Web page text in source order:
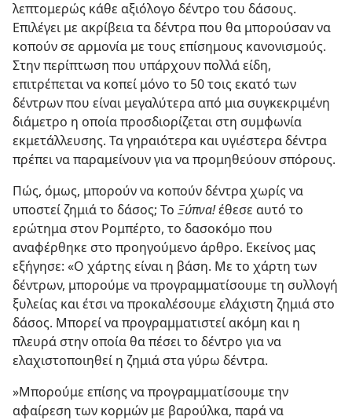
λεπτομερώς κάθε αξιόλογο δέντρο του δάσους.
Επιλέγει με ακρίβεια τα δέντρα που θα μπορούσαν να
κοπούν σε αρμονία με τους επίσημους κανονισμούς.
Στην περίπτωση που υπάρχουν πολλά είδη,
επιτρέπεται να κοπεί μόνο το 50 τοις εκατό των
δέντρων που είναι μεγαλύτερα από μια συγκεκριμένη
διάμετρο η οποία προσδιορίζεται στη συμφωνία
εκμετάλλευσης. Τα γηραιότερα και υγιέστερα δέντρα
πρέπει να παραμείνουν για να προμηθεύουν σπόρους.
Πώς, όμως, μπορούν να κοπούν δέντρα χωρίς να
υποστεί ζημιά το δάσος; Το Ξύπνα!έθεσε αυτό το
ερώτημα στον Ρομπέρτο, το δασοκόμο που
αναφέρθηκε στο προηγούμενο άρθρο. Εκείνος μας
εξήγησε: «Ο χάρτης είναι η βάση. Με το χάρτη των
δέντρων, μπορούμε να προγραμματίσουμε τη συλλογή
ξυλείας και έτσι να προκαλέσουμε ελάχιστη ζημιά στο
δάσος. Μπορεί να προγραμματιστεί ακόμη και η
πλευρά στην οποία θα πέσει το δέντρο για να
ελαχιστοποιηθεί η ζημιά στα γύρω δέντρα.
»Μπορούμε επίσης να προγραμματίσουμε την
αφαίρεση των κορμών με βαρούλκα, παρά να